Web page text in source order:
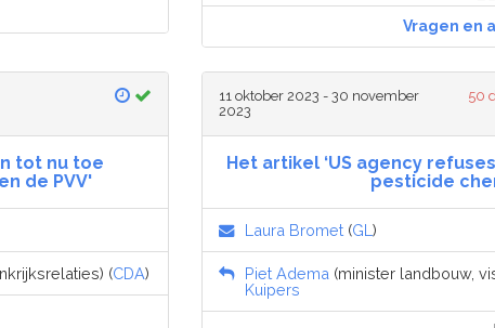
Vragen en
tot nu toe
de PVV'
(CDA)
11 oktober 2023 - 30 november
2023
50
Het artikel ‘US agency
pesticide
Laura Bromet (GL )
Piet Adema (minister landbouw,
Kuipers